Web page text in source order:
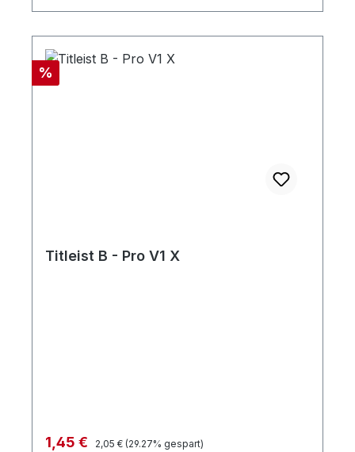
Rabatt
%
Titleist B - Pro V1 X
Verkaufspreis:
1,45 € Regulärer Preis:
2,05 € (29.27% gespart)